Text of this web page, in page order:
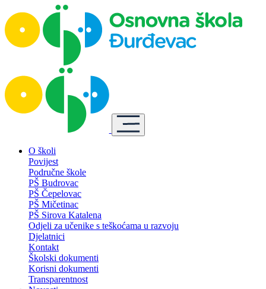
O školi
Povijest
Područne škole
PŠ Budrovac
PŠ Čepelovac
PŠ Mičetinac
PŠ Sirova Katalena
Odjeli za učenike s teškoćama u razvoju
Djelatnici
Kontakt
Školski dokumenti
Korisni dokumenti
Transparentnost